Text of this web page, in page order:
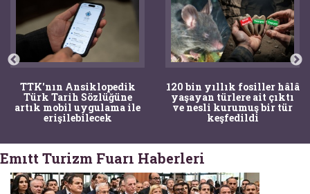
TTK'nın Ansiklopedik
Türk Tarih Sözlüğüne
artık mobil uygulama ile
erişilebilecek
120 bin yıllık fosiller hâlâ
yaşayan türlere ait çıktı
ve nesli kurumuş bir tür
keşfedildi
Emıtt Turizm Fuarı Haberleri